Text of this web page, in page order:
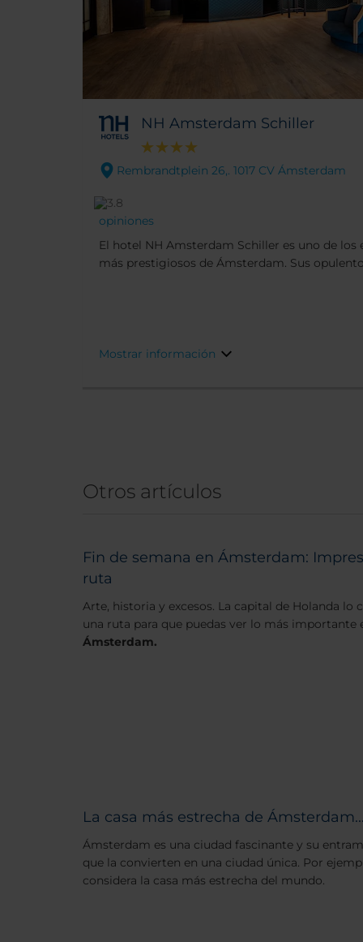
NH Amsterdam Schiller
Rembrandtplein 26,. 1017 CV Ámsterdam
opiniones
El hotel NH Amsterdam Schiller es uno de
más prestigiosos de Ámsterdam. Sus
la ubicación, también es difícil de superar, ya
desarrolla la principal vida nocturna de la
Mostrar información
Otros artículos
Fin de semana en Ámsterdam:
ruta
Arte, historia y excesos. La capital de Holanda lo
una ruta para que puedas ver lo más importante
Ámsterdam.
La casa más estrecha de
Ámsterdam es una ciudad fascinante y su
que la convierten en una ciudad única. Por
considera la casa más estrecha del mundo.